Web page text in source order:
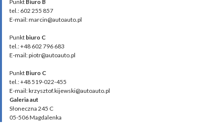
Punkt Biuro B
tel.: 602 255 857
E-mail: marcin@autoauto.pl
Punkt biuro C
tel.: +48 602 796 683
E-mail: piotr@autoauto.pl
Punkt Biuro C
tel.: +48 519-022-455
E-mail: krzysztof.kijewski@autoauto.pl
Galeria aut
Słoneczna 245 C
05-506 Magdalenka